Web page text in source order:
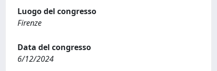
Luogo del congresso
Firenze
Data del congresso
6/12/2024